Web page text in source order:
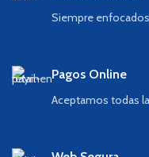
Siempre
Pagos Online
Aceptamos todas